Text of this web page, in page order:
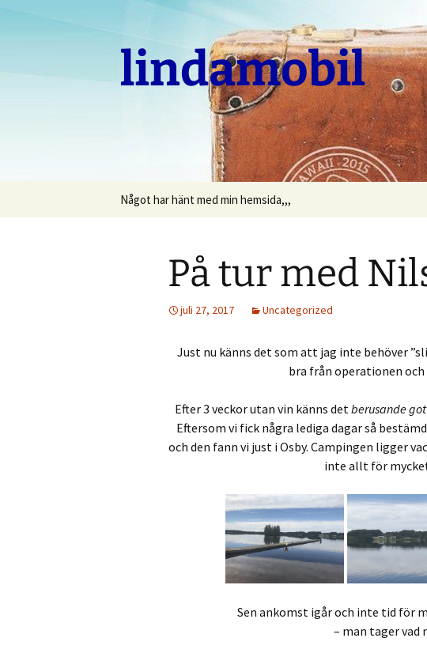
lindamobil
Något har hänt med min hemsida,,,
På tur med
juli 27, 2017 Uncategorized
Just nu känns det som att jag inte behöver
bra från operationen
Efter 3 veckor utan vin känns detberusande
Eftersom vi fick några lediga dagar så
och den fann vi just i Osby. Campingen ligger
inte allt för
Sen ankomst igår och inte tid för
– man tager vad